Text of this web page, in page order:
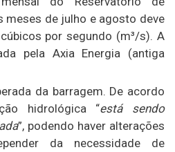
meses de julho e agosto deve
por segundo (m³/s). A
pela Axia Energia (antiga
da barragem. De acordo
hidrológica “está sendo
”, podendo haver alterações
da necessidade de